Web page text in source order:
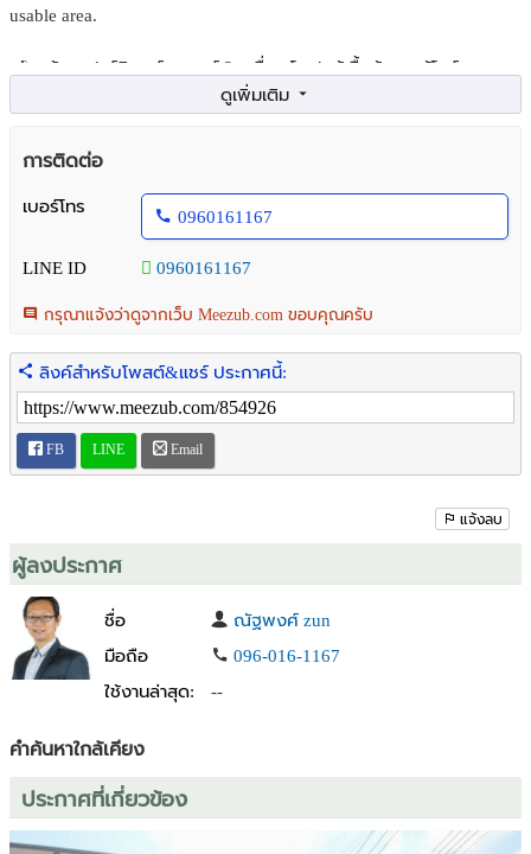
usable area.
🛋️ พร้อมเฟอร์นิเจอร์และแอร์ 2 เครื่อง โซฟา ตู้เสื้อผ้า และตู้โชว์ครบ
🛋️ Fully furnished with 2 air conditioners, sofas, wardrobes, and
display cabinets.
🚗 จอดรถสะดวก เข้า-ออกง่าย ติดถนนรังสิต-นครนายก เชื่อม
พหลโยธินและวงแหวนกาญจนาภิเษก
🚗 Convenient parking with easy access via Rangsit–Nakhon Nayok
Road.
🔒 โครงการเงียบสงบ พร้อม CCTV, Key Card, รปภ. และสวนส่วน
กลาง
🔒 Peaceful atmosphere with CCTV, key card access, security guards,
and common garden area.
📍 ใกล้สถานที่สำคัญ
• Lotus Rangsit Klong 7 — 450 m.
• สุกี้ตี๋น้อย คลอง 7 — 700 ม.
• Suki Teenoi Klong 7 — 700 m.
• รร.นานาชาติบริติชโคลัมเบีย — 1.7 กม.
• Near markets, hospitals, universities, and shopping centers.
การติดต่อ
เบอร์โทร
0960161167
LINE ID 0960161167
กรุณาแจ้งว่าดูจากเว็บ Meezub.com ขอบคุณครับ
ลิงค์สำหรับโพสต์&แชร์ ประกาศนี้:
FB LINE Email
แจ้งลบ
ผู้ลงประกาศ
ชื่อ
ณัฐพงศ์ zun
มือถือ
096-016-1167
ใช้งานล่าสุด:
--
คำค้นหาใกล้เคียง
ประกาศที่เกี่ยวข้อง